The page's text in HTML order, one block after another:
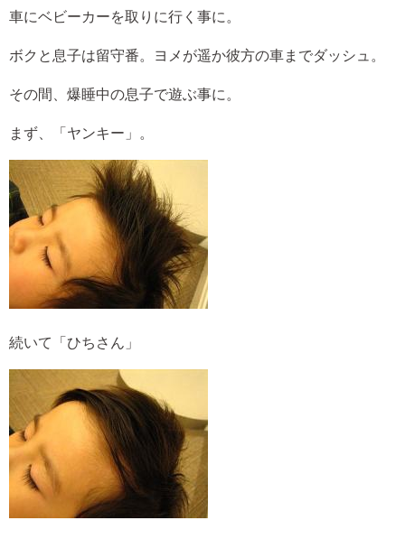
車にベビーカーを取りに行く事に。
ボクと息子は留守番。ヨメが遥か彼方の車までダッシュ。
その間、爆睡中の息子で遊ぶ事に。
まず、「ヤンキー」。
続いて「ひちさん」